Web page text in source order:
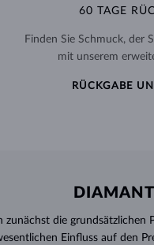
60 TAGE
Finden Sie Schmuck, der
mit unserem
RÜCKGABE
DIAMANT
zunächst die grundsätzlichen
Einfluss auf den